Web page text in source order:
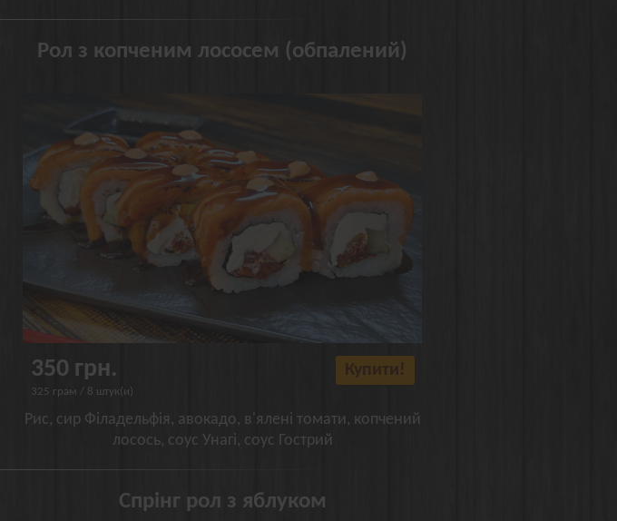
Рол з копченим лососем (обпалений)
350 грн.
325 грам / 8 штук(и)
Рис, сир Філадельфія, авокадо, в'ялені томати, копчений
лосось, соус Унагі, соус Гострий
Спрінг рол з яблуком